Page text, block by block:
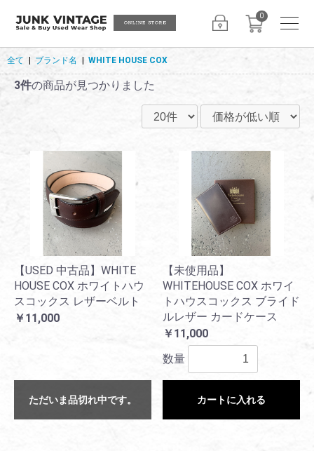
0
全て ブランド名 WHITE HOUSE COX
3件の商品が見つかりました
【USED 中古品】WHITE
HOUSE COX ホワイトハウ
スコックス レザーベルト
￥11,000
ただいま品切れ中です。
【未使用品】
WHITEHOUSE COX ホワイ
トハウスコックス ブライド
ルレザー カードケース
￥11,000
数量
カートに入れる